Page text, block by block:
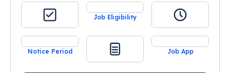
Job Eligibility
Notice Period Job App